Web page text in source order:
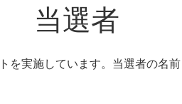
当選者
実施しています。当選者の名